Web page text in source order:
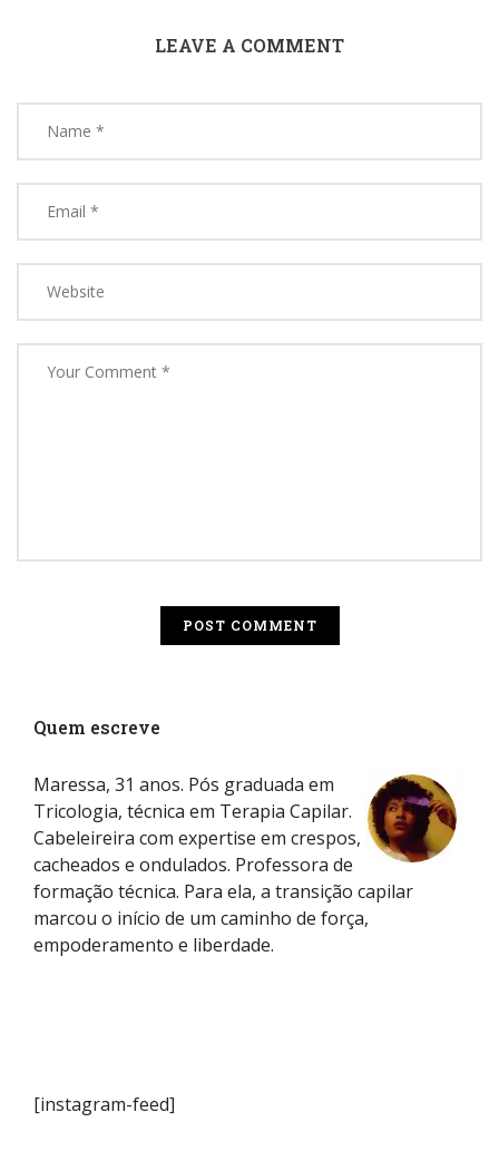
LEAVE A COMMENT
Quem escreve
Maressa, 31 anos. Pós graduada em
Tricologia, técnica em Terapia Capilar.
Cabeleireira com expertise em crespos,
cacheados e ondulados. Professora de
formação técnica. Para ela, a transição capilar
marcou o início de um caminho de força,
empoderamento e liberdade.
[instagram-feed]